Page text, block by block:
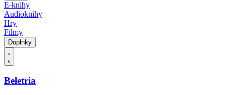
E-knihy
Audioknihy
Hry
Filmy
Doplnky
Beletria